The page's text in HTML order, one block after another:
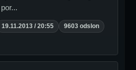
19.11.2013 / 20:55
9603 odslon